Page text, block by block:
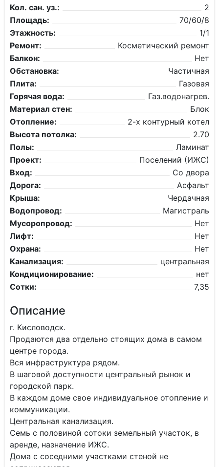
Кол. сан. уз.:
2
Площадь:
70/60/8
Этажность:
1/1
Ремонт:
Косметический ремонт
Балкон:
Нет
Обстановка:
Частичная
Плита:
Газовая
Горячая вода:
Газ.водонагрев.
Материал стен:
Блок
Отопление:
2-х контурный котел
Высота потолка:
2.70
Полы:
Ламинат
Проект:
Поселений (ИЖС)
Вход:
Со двора
Дорога:
Асфальт
Крыша:
Чердачная
Водопровод:
Магистраль
Мусоропровод:
Нет
Лифт:
Нет
Охрана:
Нет
Канализация:
центральная
Кондиционирование:
нет
Сотки:
7,35
Описание
г. Кисловодск.
Продаются два отдельно стоящих дома в самом
центре города.
Вся инфраструктура рядом.
В шаговой доступности центральный рынок и
городской парк.
В каждом доме свое индивидуальное отопление и
коммуникации.
Центральная канализация.
Семь с половиной сотоки земельный участок, в
аренде, назначение ИЖС.
Дома с соседними участками стеной не